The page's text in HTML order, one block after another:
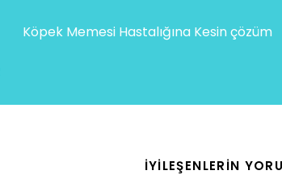
Köpek Memesi Hastalığına Kesin çözüm
İYILEŞENLERIN